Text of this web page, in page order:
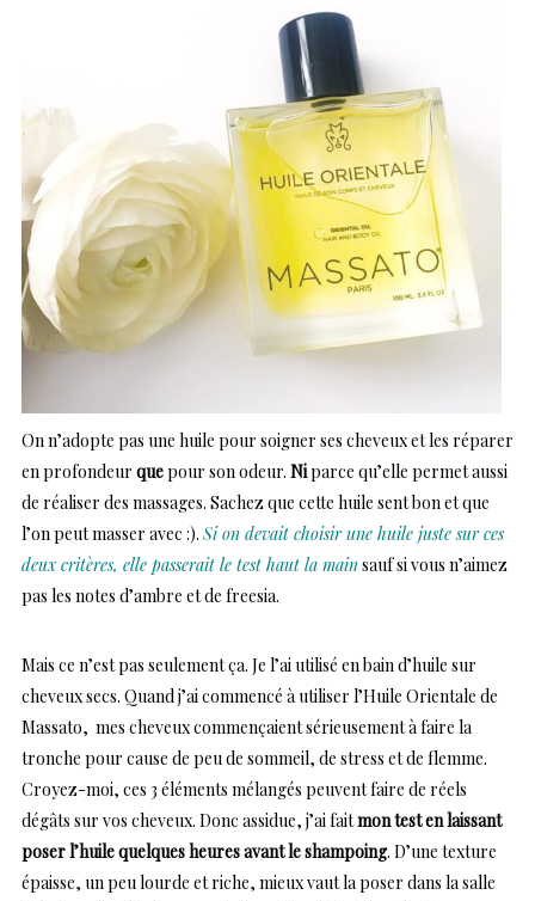
On n’adopte pas une huile pour soigner ses cheveux et les réparer
en profondeur quepour son odeur. Niparce qu’elle permet aussi
de réaliser des massages. Sachez que cette huile sent bon et que
l’on peut masser avec :). Si on devait choisir une huile juste sur ces
deux critères, elle passerait le test haut la mainsauf si vous n’aimez
pas les notes d’ambre et de freesia.
Mais ce n’est pas seulement ça. Je l’ai utilisé en bain d’huile sur
cheveux secs. Quand j’ai commencé à utiliser l’Huile Orientale de
Massato, mes cheveux commençaient sérieusement à faire la
tronche pour cause de peu de sommeil, de stress et de flemme.
Croyez-moi, ces 3 éléments mélangés peuvent faire de réels
dégâts sur vos cheveux. Donc assidue, j’ai faitmon test en laissant
poser l’huile quelques heures avant le shampoing. D’une texture
épaisse, un peu lourde et riche, mieux vaut la poser dans la salle